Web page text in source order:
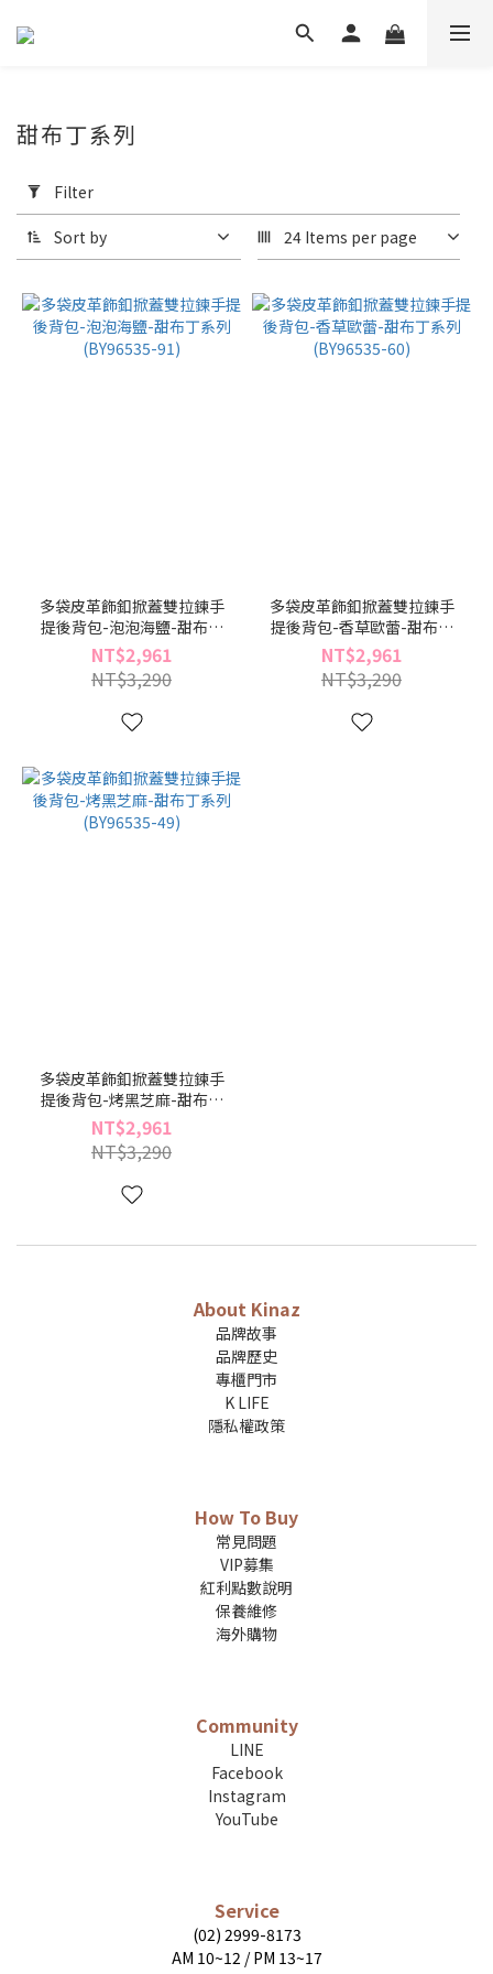
Filter
(0/20)
Range
(NT$)
甜布丁系列
Filter
Sort by 24 Items per page
多袋皮革飾釦掀蓋雙拉鍊手
提後背包-泡泡海鹽-甜布丁
系列(BY96535-91)
NT$2,961
NT$3,290
多袋皮革飾釦掀蓋雙拉鍊手
提後背包-香草歐蕾-甜布丁
系列(BY96535-60)
NT$2,961
NT$3,290
多袋皮革飾釦掀蓋雙拉鍊手
提後背包-烤黑芝麻-甜布丁
系列(BY96535-49)
NT$2,961
NT$3,290
About Kinaz
品牌故事
品牌歷史
專櫃門市
K LIFE
隱私權政策
How To Buy
常見問題
VIP募集
紅利點數說明
保養維修
海外購物
Community
LINE
Facebook
Instagram
YouTube
Service
(02) 2999-8173
AM 10~12 / PM 13~17